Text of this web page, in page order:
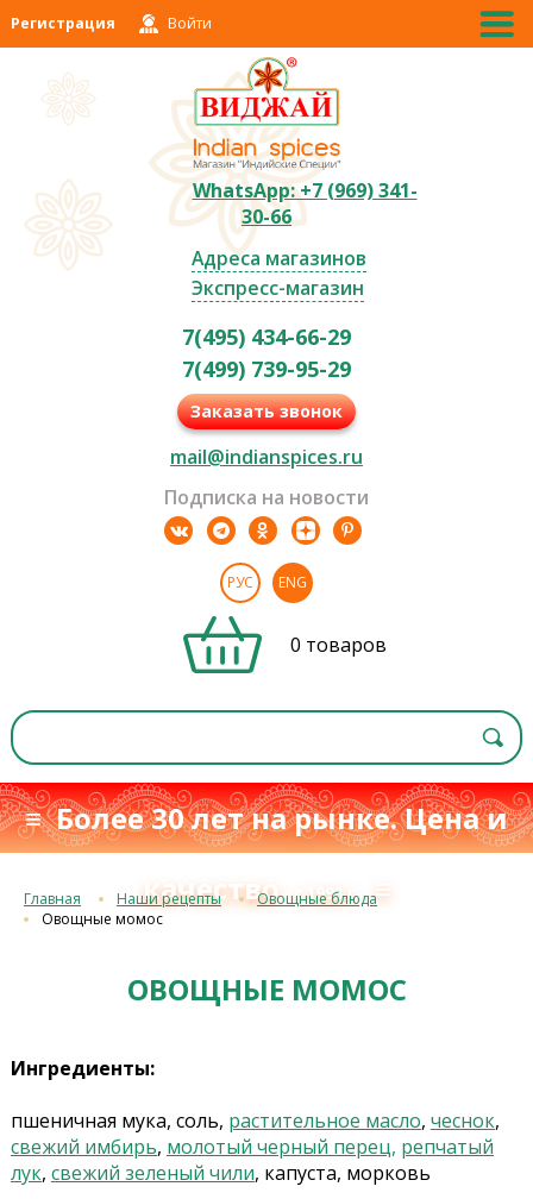
Регистрация Войти
WhatsApp: +7 (969) 341-
30-66
Адреса магазинов
Экспресс-магазин
7(495) 434-66-29
7(499) 739-95-29
Заказать звонок
mail@indianspices.ru
Подписка на новости
РУС ENG
0 товаров
≡ Более 30 лет на рынке. Цена и
качествос 1993 г.≡
Главная Наши рецепты
Овощные блюда
Овощные момос
ОВОЩНЫЕ МОМОС
Ингредиенты:
пшеничная мука, соль, растительное масло, чеснок,
свежий имбирь, молотый черный перец, репчатый
лук, свежий зеленый чили, капуста, морковь